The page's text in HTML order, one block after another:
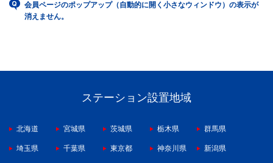
会員ページのポップアップ（自動的に開く小さなウィンドウ）の表示が
消えません。
ステーション設置地域
北海道 宮城県 茨城県 栃木県 群馬県
埼玉県 千葉県 東京都 神奈川県 新潟県